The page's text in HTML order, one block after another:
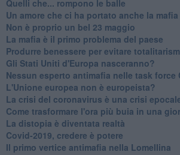
Quelli che... rompono le balle
Un amore che ci ha portato anche la mafia
Non è proprio un bel 23 maggio
La mafia è il primo problema del paese
Produrre benessere per evitare
Gli Stati Uniti d'Europa nasceranno?
Nessun esperto antimafia nelle task force
L'Unione europea non è europeista?
La crisi del coronavirus è una crisi
Come trasformare l'ora più buia in una
​La distopia è diventata realtà
Covid-2019, credere è potere
Il primo vertice antimafia nella Lomellina